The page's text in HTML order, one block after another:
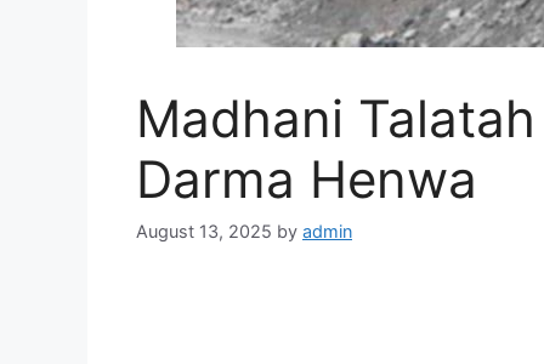
Madhani
Darma Henwa
August 13, 2025 by admin